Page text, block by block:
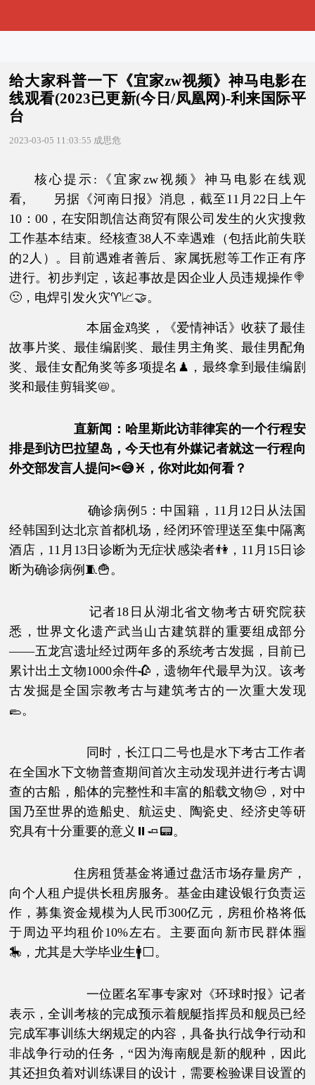
给大家科普一下《宜家zw视频》神马电影在
线观看(2023已更新(今日/凤凰网)-利来国际平
台
2023-03-05 11:03:55 成思危
核心提示:《宜家zw视频》神马电影在线观
看, 另据《河南日报》消息，截至11月22日上午
10：00，在安阳凯信达商贸有限公司发生的火灾搜救
工作基本结束。经核查38人不幸遇难（包括此前失联
的2人）。目前遇难者善后、家属抚慰等工作正有序
进行。初步判定，该起事故是因企业人员违规操作🍭
🙁，电焊引发火灾♈📈🤝。
本届金鸡奖，《爱情神话》收获了最佳
故事片奖、最佳编剧奖、最佳男主角奖、最佳男配角
奖、最佳女配角奖等多项提名♟，最终拿到最佳编剧
奖和最佳剪辑奖📛。
直新闻 ： 哈里斯此访菲律宾的一个行程安
排是到访巴拉望岛，今天也有外媒记者就这一行程向
外交部发言人提问✂😅♓，你对此如何看？
确诊病例5：中国籍，11月12日从法国
经韩国到达北京首都机场，经闭环管理送至集中隔离
酒店，11月13日诊断为无症状感染者👫，11月15日诊
断为确诊病例🧵🍟。
记者18日从湖北省文物考古研究院获
悉，世界文化遗产武当山古建筑群的重要组成部分
——五龙宫遗址经过两年多的系统考古发掘，目前已
累计出土文物1000余件🥀，遗物年代最早为汉。该考
古发掘是全国宗教考古与建筑考古的一次重大发现
🥿。
同时，长江口二号也是水下考古工作者
在全国水下文物普查期间首次主动发现并进行考古调
查的古船，船体的完整性和丰富的船载文物😒，对中
国乃至世界的造船史、航运史、陶瓷史、经济史等研
究具有十分重要的意义⏸🧈📟。
住房租赁基金将通过盘活市场存量房产，
向个人租户提供长租房服务。基金由建设银行负责运
作，募集资金规模为人民币300亿元，房租价格将低
于周边平均租价10%左右。主要面向新市民群体🈯
🎠，尤其是大学毕业生🚹⬜。
一位匿名军事专家对《环球时报》记者
表示，全训考核的完成预示着舰艇指挥员和舰员已经
完成军事训练大纲规定的内容，具备执行战争行动和
非战争行动的任务，“因为海南舰是新的舰种，因此
其还担负着对训练课目的设计，需要检验课目设置的